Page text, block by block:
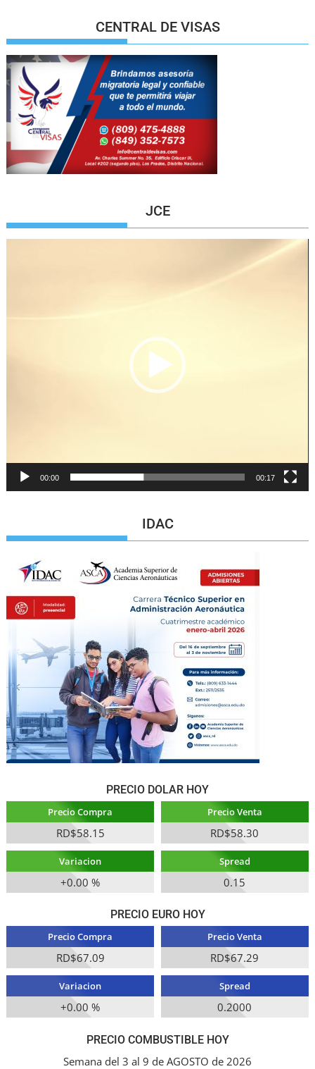
CENTRAL DE VISAS
JCE
00:00 00:17
IDAC
PRECIO DOLAR HOY
Precio Compra
RD$58.15
Precio Venta
RD$58.30
Variacion
+0.00 %
Spread
0.15
PRECIO EURO HOY
Precio Compra
RD$67.09
Precio Venta
RD$67.29
Variacion
+0.00 %
Spread
0.2000
PRECIO COMBUSTIBLE HOY
Semana del 3 al 9 de AGOSTO de 2026